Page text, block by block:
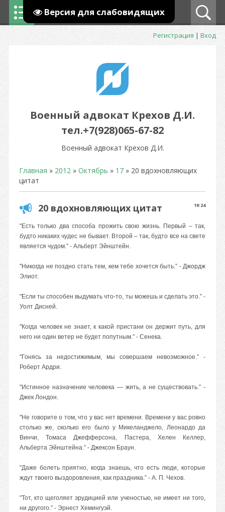
Версия для слабовидящих
Регистрация|Вход
Военный адвокат Крехов Д.И.
тел.+7(928)065-67-82
Военный адвокат Крехов Д.И.
Главная » 2012 » Октябрь » 17 » 20 вдохновляющих
цитат
19:24
20 вдохновляющих цитат
"Есть только два способа прожить свою жизнь. Первый – так,
будто никаких чудес не бывает. Второй – так, будто все на свете
является чудом.” - Альберт Эйнштейн.
"Никогда не поздно стать тем, кем тебе хочется быть.” - Джордж
Элиот.
"Если ты способен выдумать что-то, ты можешь и сделать это.” -
Уолт Дисней.
"Когда человек не знает, к какой пристани он держит путь, для
него ни один ветер не будет попутным.” - Сенека.
"Гонясь за недостижимым, мы совершаем невозможное.” -
Роберт Ардри.
"Истинное назначение человека — жить, а не существовать.” -
Джек Лондон.
"Не говорите о том, что у вас нет времени. Времени у вас ровно
столько же, сколько его было у Микеланджело, Леонардо да
Винчи, Томаса Джефферсона, Пастера, Хелен Келлер,
Альберта Эйнштейна.” - Джексон Браун.
"Даже болеть приятно, когда знаешь, что есть люди, которые
ждут твоего выздоровления, как праздника.” - А. П. Чехов.
"Тот, кто щеголяет эрудицией или ученостью, не имеет ни того,
ни другого.” - Эрнест Хемингуэй.